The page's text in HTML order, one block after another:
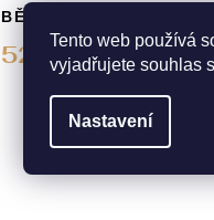
Tento web používá
vyjadřujete souhlas
Nastavení
52 920 Kč
BĚŽNĚ DO 4 TÝDNŮ